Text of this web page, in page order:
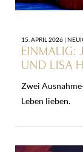
15. APRIL 2026 |
EINMALIG:
UND LISA
Zwei
Leben lieben.